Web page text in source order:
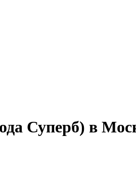
Суперб) в